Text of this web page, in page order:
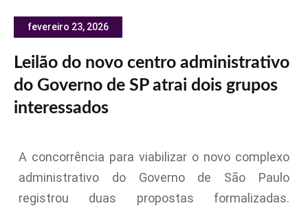
fevereiro 23, 2026
Leilão do novo centro administrativo
do Governo de SP atrai dois grupos
interessados
A concorrência para viabilizar o novo complexo
administrativo do Governo de São Paulo
registrou duas propostas formalizadas.